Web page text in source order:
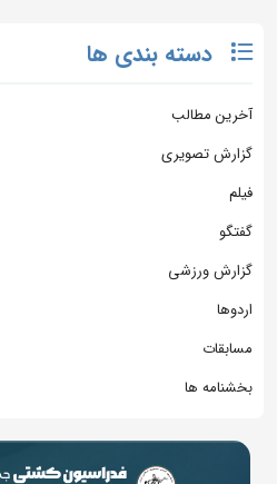
دسته بندی ها
آخرین مطالب
گزارش تصویری
فیلم
گفتگو
گزارش ورزشی
اردوها
مسابقات
بخشنامه ها